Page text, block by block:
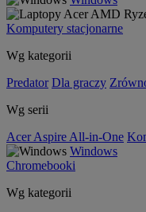
Komputery stacjonarne
Wg kategorii
Predator Dla graczy
Wg serii
Acer Aspire All-in-One
Windows
Chromebooki
Wg kategorii